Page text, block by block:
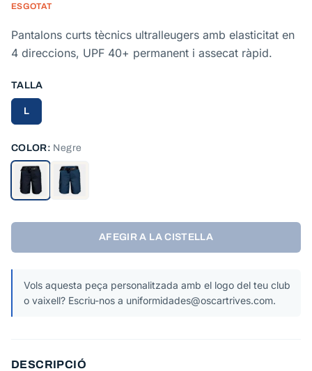
ESGOTAT
Pantalons curts tècnics ultralleugers amb elasticitat en
4 direccions, UPF 40+ permanent i assecat ràpid.
TALLA
L
COLOR: Negre
AFEGIR A LA CISTELLA
Vols aquesta peça personalitzada amb el logo del teu club
o vaixell? Escriu-nos a uniformidades@oscartrives.com.
DESCRIPCIÓ